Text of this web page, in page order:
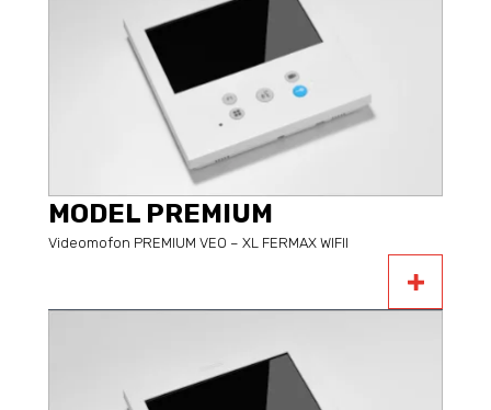
MODEL PREMIUM
Videomofon PREMIUM VEO – XL FERMAX WIFII